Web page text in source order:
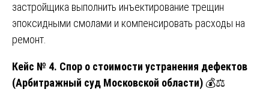
застройщика выполнить инъектирование трещин
эпоксидными смолами и компенсировать расходы на
ремонт.
Кейс № 4. Спор о стоимости устранения дефектов
(Арбитражный суд Московской области) 💰⚖️